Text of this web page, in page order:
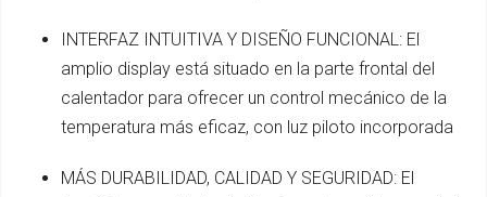
INTERFAZ INTUITIVA Y DISEÑO FUNCIONAL: El
amplio display está situado en la parte frontal del
calentador para ofrecer un control mecánico de la
temperatura más eficaz, con luz piloto incorporada
MÁS DURABILIDAD, CALIDAD Y SEGURIDAD: El